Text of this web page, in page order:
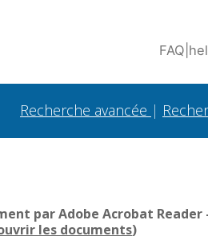
FAQ
Recherche avancée |
par Adobe Acrobat
les documents)